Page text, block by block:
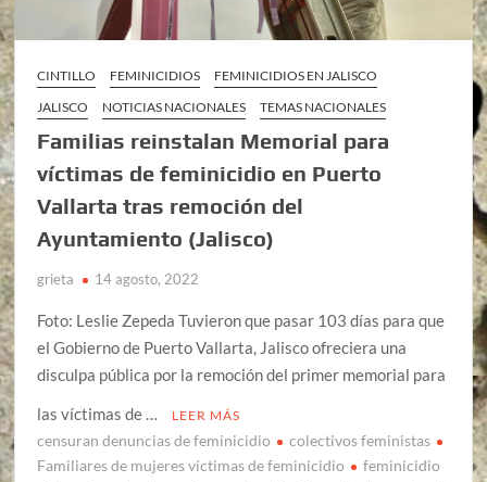
CINTILLO FEMINICIDIOS
FEMINICIDIOS EN JALISCO
JALISCO
NOTICIAS NACIONALES TEMAS NACIONALES
Familias reinstalan Memorial para
víctimas de feminicidio en Puerto
Vallarta tras remoción del
Ayuntamiento (Jalisco)
grieta 14 agosto, 2022
Foto: Leslie Zepeda Tuvieron que pasar 103 días para que
el Gobierno de Puerto Vallarta, Jalisco ofreciera una
disculpa pública por la remoción del primer memorial para
las víctimas de …
LEER MÁS
censuran denuncias de feminicidio
colectivos feministas
Familiares de mujeres víctimas de feminicidio
feminicidio